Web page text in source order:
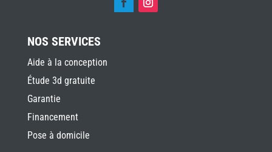
NOS SERVICES
Aide à la conception
Étude 3d gratuite
Garantie
Financement
Pose à domicile